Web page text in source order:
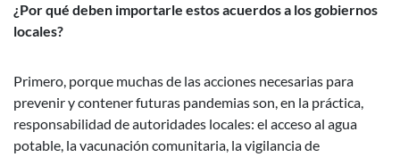
¿Por qué deben importarle estos acuerdos a los gobiernos
locales?
Primero, porque muchas de las acciones necesarias para
prevenir y contener futuras pandemias son, en la práctica,
responsabilidad de autoridades locales: el acceso al agua
potable, la vacunación comunitaria, la vigilancia de